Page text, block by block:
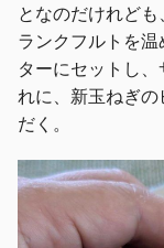
となのだけれど
ランクフルトを
ターにセットし
れに、新玉ねぎ
だく。